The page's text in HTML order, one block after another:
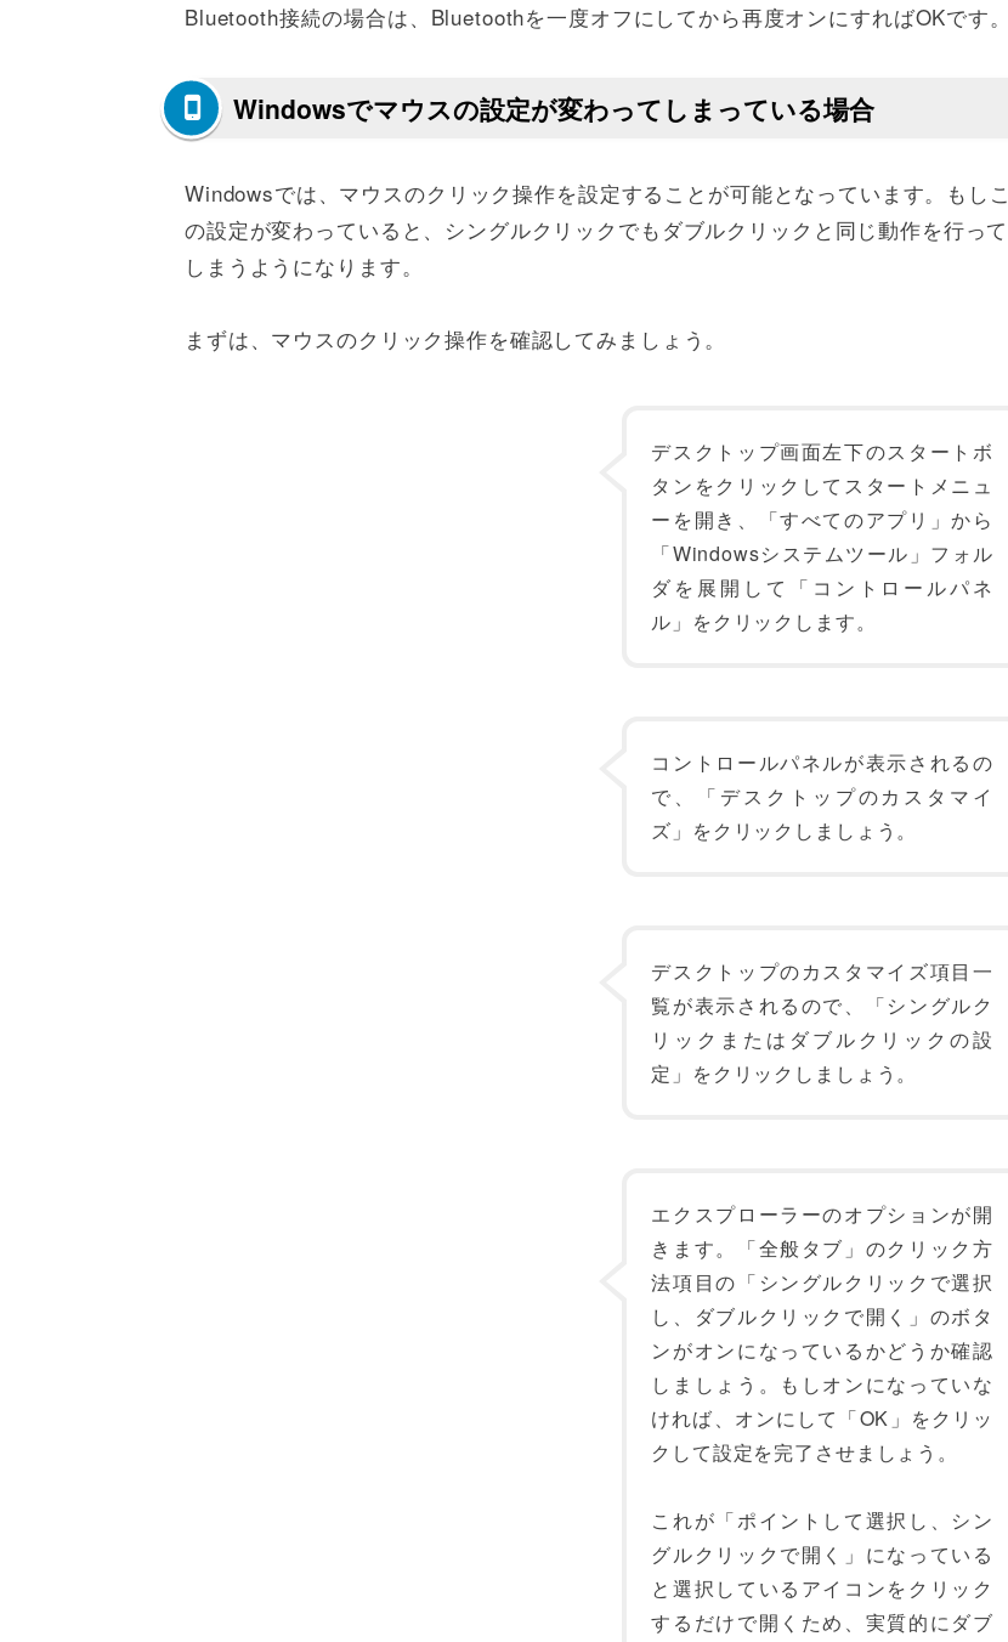
Bluetooth接続の場合は、Bluetoothを一度オフにしてから再度オンにすればOKです。
Windowsでマウスの設定が変わってしまっている場合
Windowsでは、マウスのクリック操作を設定することが可能となっています。もしこ
の設定が変わっていると、シングルクリックでもダブルクリックと同じ動作を行って
しまうようになります。
まずは、マウスのクリック操作を確認してみましょう。
デスクトップ画面左下のスタートボ
タンをクリックしてスタートメニュ
ーを開き、「すべてのアプリ」から
「Windowsシステムツール」フォル
ダを展開して「コントロールパネ
ル」をクリックします。
コントロールパネルが表示されるの
で、「デスクトップのカスタマイ
ズ」をクリックしましょう。
デスクトップのカスタマイズ項目一
覧が表示されるので、「シングルク
リックまたはダブルクリックの設
定」をクリックしましょう。
エクスプローラーのオプションが開
きます。「全般タブ」のクリック方
法項目の「シングルクリックで選択
し、ダブルクリックで開く」のボタ
ンがオンになっているかどうか確認
しましょう。もしオンになっていな
ければ、オンにして「OK」をクリッ
クして設定を完了させましょう。
これが「ポイントして選択し、シン
グルクリックで開く」になっている
と選択しているアイコンをクリック
するだけで開くため、実質的にダブ